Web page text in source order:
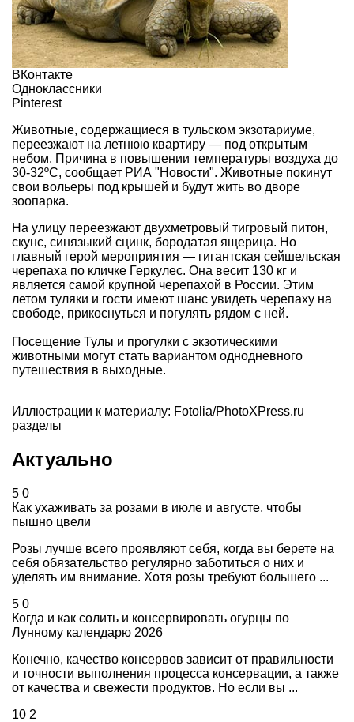
ВКонтакте
Одноклассники
Pinterest
Животные, содержащиеся в тульском экзотариуме,
переезжают на летнюю квартиру — под открытым
небом. Причина в повышении температуры воздуха до
30-32ºС, сообщает РИА "Новости". Животные покинут
свои вольеры под крышей и будут жить во дворе
зоопарка.
На улицу переезжают двухметровый тигровый питон,
скунс, синязыкий сцинк, бородатая ящерица. Но
главный герой мероприятия — гигантская сейшельская
черепаха по кличке Геркулес. Она весит 130 кг и
является самой крупной черепахой в России. Этим
летом туляки и гости имеют шанс увидеть черепаху на
свободе, прикоснуться и погулять рядом с ней.
Посещение Тулы и прогулки с экзотическими
животными могут стать вариантом однодневного
путешествия в выходные.
Иллюстрации к материалу: Fotolia/PhotoXPress.ru
разделы
Актуально
5 0
Как ухаживать за розами в июле и августе, чтобы
пышно цвели
Розы лучше всего проявляют себя, когда вы берете на
себя обязательство регулярно заботиться о них и
уделять им внимание. Хотя розы требуют большего ...
5 0
Когда и как солить и консервировать огурцы по
Лунному календарю 2026
Конечно, качество консервов зависит от правильности
и точности выполнения процесса консервации, а также
от качества и свежести продуктов. Но если вы ...
10 2